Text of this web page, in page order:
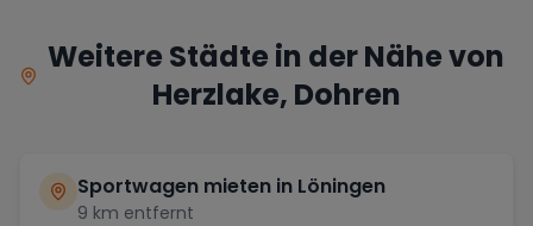
Weitere Städte in der Nähe von
Herzlake, Dohren
Sportwagen mieten in Löningen
9 km entfernt